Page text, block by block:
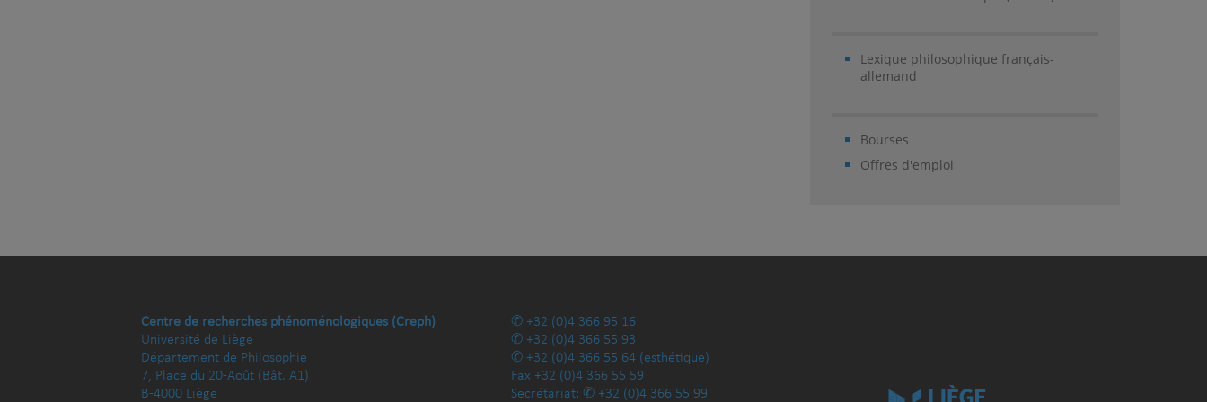
Lexique philosophique français-
allemand
Bourses
Offres d'emploi
Centre de recherches phénoménologiques (Creph)
Université de Liège
Département de Philosophie
7, Place du 20-Août (Bât. A1)
B-4000 Liège
+32 (0)4 366 95 16
+32 (0)4 366 55 93
+32 (0)4 366 55 64 (esthétique)
Fax +32 (0)4 366 55 59
Secrétariat:
+32 (0)4 366 55 99